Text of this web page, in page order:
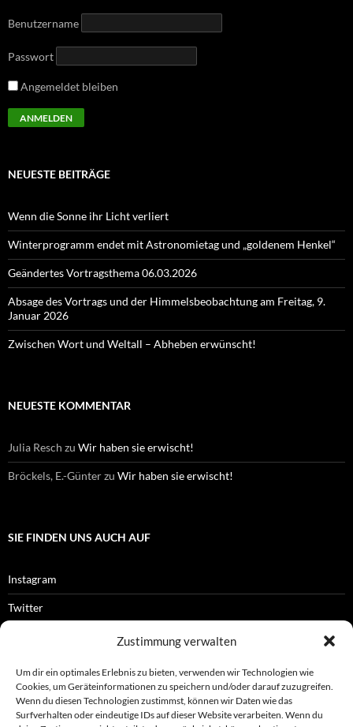
Zustimmung verwalten
Um dir ein optimales Erlebnis zu bieten, verwenden wir Technologien wie
Cookies, um Geräteinformationen zu speichern und/oder darauf zuzugreifen.
Wenn du diesen Technologien zustimmst, können wir Daten wie das
Surfverhalten oder eindeutige IDs auf dieser Website verarbeiten. Wenn du
Benutzername
Passwort
Angemeldet bleiben
NEUESTE BEITRÄGE
Wenn die Sonne ihr Licht verliert
Winterprogramm endet mit Astronomietag und „goldenem Henkel“
Geändertes Vortragsthema 06.03.2026
Absage des Vortrags und der Himmelsbeobachtung am Freitag, 9.
Januar 2026
Zwischen Wort und Weltall – Abheben erwünscht!
NEUESTE KOMMENTAR
Julia Resch zu Wir haben sie erwischt!
Bröckels, E.-Günterzu Wir haben sie erwischt!
SIE FINDEN UNS AUCH AUF
Instagram
Twitter